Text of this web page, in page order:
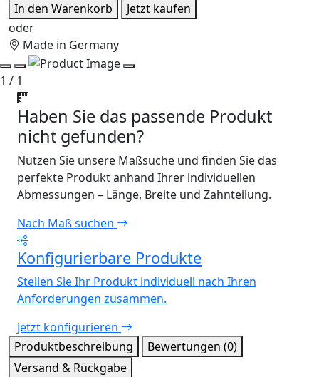
In den Warenkorb
Jetzt kaufen
oder
Made in Germany
1 / 1
Haben Sie das passende Produkt
nicht gefunden?
Nutzen Sie unsere Maßsuche und finden Sie das
perfekte Produkt anhand Ihrer individuellen
Abmessungen – Länge, Breite und Zahnteilung.
Nach Maß suchen
Konfigurierbare Produkte
Stellen Sie Ihr Produkt individuell nach Ihren
Anforderungen zusammen.
Jetzt konfigurieren
Produktbeschreibung
Bewertungen (0)
Versand & Rückgabe